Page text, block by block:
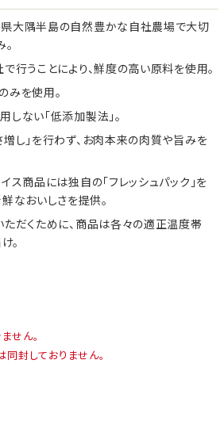
大隅半島の自然豊かな自社農場で大切
行うことにより、鮮度の高い原料を使用。
みを使用。
ない「低添加製法」。
し」を行わず、お肉本来の肉質や旨みを
ス商品には独自の「フレッシュパック」を
なおいしさを提供。
ただくために、商品は各々の適正温度帯
。
せん。
同封しておりません。